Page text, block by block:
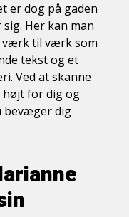
er dog på gaden
Her kan man
værk til værk som
tekst og et
Ved at skanne
højt for dig og
bevæger dig